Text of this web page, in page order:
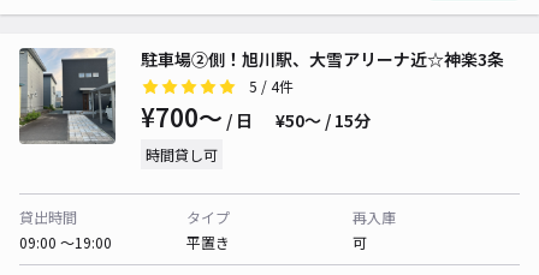
駐車場②側！旭川駅、大雪アリーナ近☆神楽3条
5 / 4件
¥700〜 / 日 ¥50〜 / 15分
時間貸し可
貸出時間
09:00 〜19:00
タイプ
平置き
再入庫
可